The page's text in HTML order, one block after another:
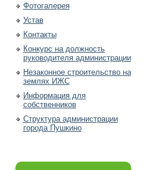
Фотогалерея
Устав
Контакты
Конкурс на должность
руководителя администрации
Незаконное строительство на
землях ИЖС
Информация для
собственников
Структура администрации
города Пушкино